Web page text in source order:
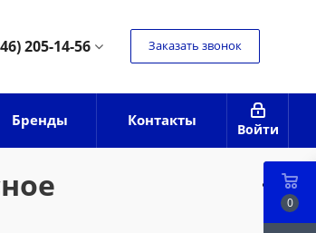
205-14-56 Заказать звонок
Войти
Бренды Контакты
0